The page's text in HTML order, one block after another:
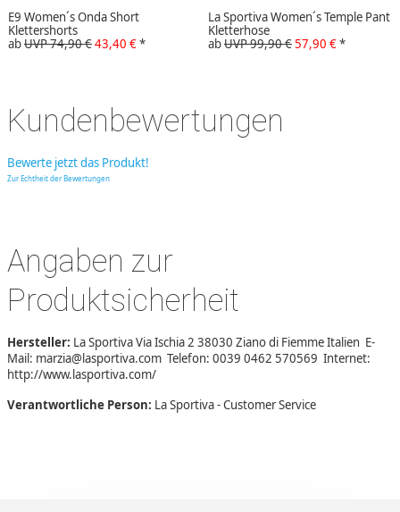
E9 Women´s Onda Short
Klettershorts
abUVP 74,90 €43,40 €*
La Sportiva Women´s Temple Pant
Kletterhose
abUVP 99,90 €57,90 €*
Kundenbewertungen
Bewerte jetzt das Produkt!
Zur Echtheit der Bewertungen
Angaben zur
Produktsicherheit
Hersteller: La Sportiva Via Ischia 2 38030 Ziano di Fiemme Italien E-
Mail: marzia@lasportiva.com Telefon: 0039 0462 570569 Internet:
http://www.lasportiva.com/
Verantwortliche Person: La Sportiva - Customer Service